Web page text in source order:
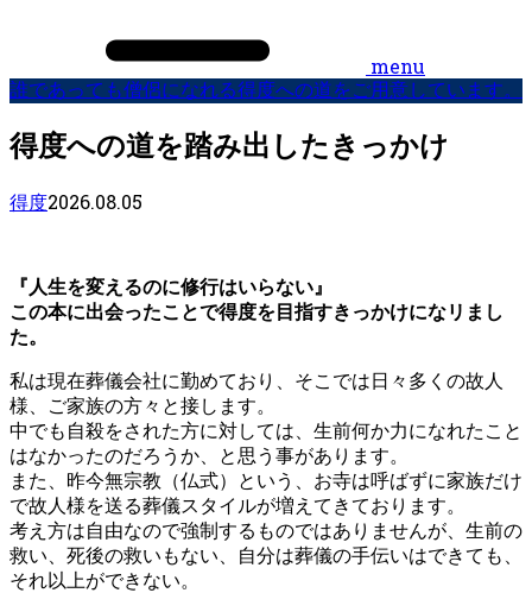
menu
誰であっても僧侶になれる得度への道をご用意しています。
得度への道を踏み出したきっかけ
得度2026.08.05
『人生を変えるのに修行はいらない』
この本に出会ったことで得度を目指すきっかけになリまし
た。
私は現在葬儀会社に勤めており、そこでは日々多くの故人
様、ご家族の方々と接します。
中でも自殺をされた方に対しては、生前何か力になれたこと
はなかったのだろうか、と思う事があります。
また、昨今無宗教（仏式）という、お寺は呼ばずに家族だけ
で故人様を送る葬儀スタイルが増えてきております。
考え方は自由なので強制するものではありませんが、生前の
救い、死後の救いもない、自分は葬儀の手伝いはできても、
それ以上ができない。